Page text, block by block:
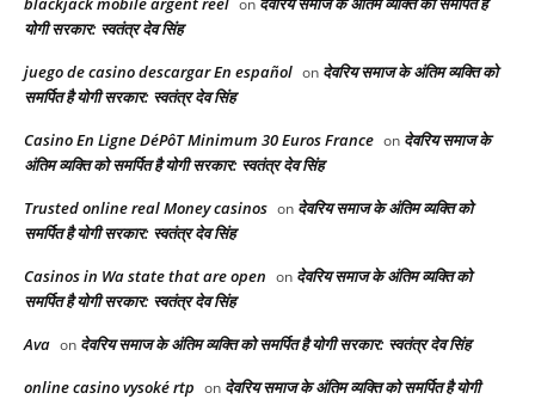
on
योगी सरकार: स्वतंत्र देव सिंह
juego de casino descargar En español on देवरिय समाज के अंतिम व्यक्ति को
समर्पित है योगी सरकार: स्वतंत्र देव सिंह
Casino En Ligne DéPôT Minimum 30 Euros France on देवरिय समाज के
अंतिम व्यक्ति को समर्पित है योगी सरकार: स्वतंत्र देव सिंह
Trusted online real Money casinos on देवरिय समाज के अंतिम व्यक्ति को
समर्पित है योगी सरकार: स्वतंत्र देव सिंह
Casinos in Wa state that are open on देवरिय समाज के अंतिम व्यक्ति को
समर्पित है योगी सरकार: स्वतंत्र देव सिंह
Ava on देवरिय समाज के अंतिम व्यक्ति को समर्पित है योगी सरकार: स्वतंत्र देव सिंह
online casino vysoké rtp on देवरिय समाज के अंतिम व्यक्ति को समर्पित है योगी